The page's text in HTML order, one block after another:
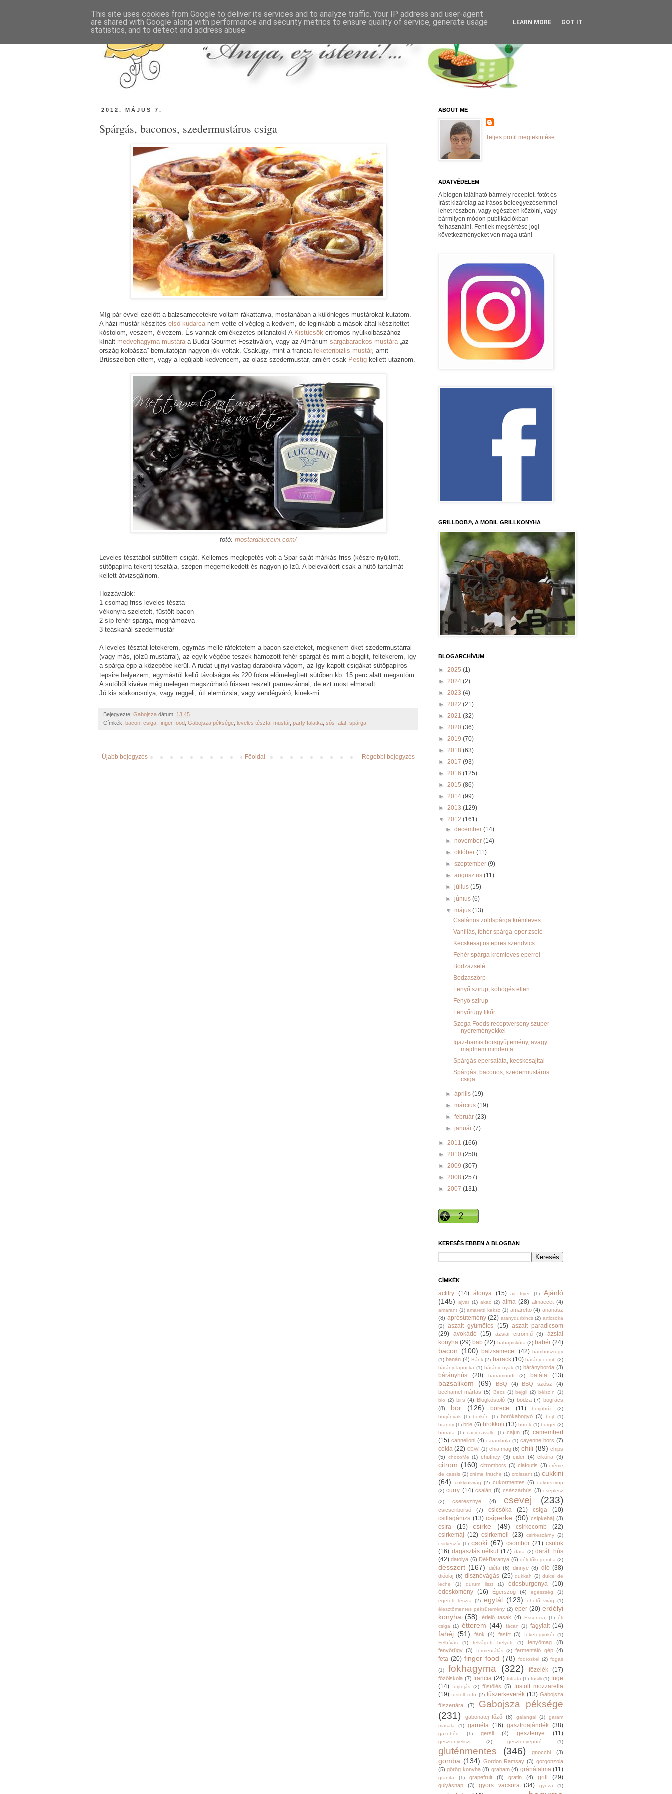
2012. MÁJUS 7.
Spárgás, baconos, szedermustáros csiga
Míg pár évvel ezelőtt a balzsamecetekre voltam rákattanva, mostanában a különleges mustárokat kutatom.
A házi mustár készítés első kudarca nem vette el végleg a kedvem, de leginkább a mások által készítettet
kóstolom, veszem, élvezem. És vannak emlékezetes pillanatok! A Kistücsök citromos nyúlkolbászához
kínált medvehagyma mustára a Budai Gourmet Fesztiválon, vagy az Almárium sárgabarackos mustára „az
ország kolbásza” bemutatóján nagyon jók voltak. Csakúgy, mint a francia feketeribizlis mustár, amit
Brüsszelben ettem, vagy a legújabb kedvencem, az olasz szedermustár, amiért csak Pestig kellett utaznom.
fotó: mostardaluccini.com/
Leveles tésztából sütöttem csigát. Kellemes meglepetés volt a Spar saját márkás friss (készre nyújtott,
sütőpapírra tekert) tésztája, szépen megemelkedett és nagyon jó ízű. A belevalóért csak a hűtő tartalmát
kellett átvizsgálnom.
Hozzávalók:
1 csomag friss leveles tészta
vékonyra szeletelt, füstölt bacon
2 síp fehér spárga, meghámozva
3 teáskanál szedermustár
A leveles tésztát letekerem, egymás mellé ráfektetem a bacon szeleteket, megkenem őket szedermustárral
(vagy más, jóízű mustárral), az egyik végébe teszek hámozott fehér spárgát és mint a bejglit, feltekerem, így
a spárga épp a közepébe kerül. A rudat ujjnyi vastag darabokra vágom, az így kapott csigákat sütőpapíros
tepsire helyezem, egymástól kellő távolságra és 220 fokra előmelegített sütőben kb. 15 perc alatt megsütöm.
A sütőből kivéve még melegen megszórható frissen reszelt parmezánnal, de ezt most elmaradt.
Jó kis sörkorcsolya, vagy reggeli, úti elemózsia, vagy vendégváró, kinek-mi.
Bejegyezte: Gabojsza dátum: 13:45
Címkék: bacon csiga finger food Gabojsza péksége leveles tészta mustár, party falatka sós falat spárga
Újabb bejegyzés Régebbi bejegyzés
Főoldal
ABOUT ME
Teljes profil megtekintése
ADATVÉDELEM
A blogon található bármely receptet, fotót és
írást kizárólag az írásos beleegyezésemmel
lehet részben, vagy egészben közölni, vagy
bármilyen módon publikációkban
felhasználni. Fentiek megsértése jogi
következményeket von maga után!
GRILLDOB®, A MOBIL GRILLKONYHA
BLOGARCHÍVUM
► 2025 (1)
► 2024 (2)
► 2023 (4)
► 2022 (21)
► 2021 (32)
► 2020 (36)
► 2019 (70)
► 2018 (63)
► 2017 (93)
► 2016 (125)
► 2015 (86)
► 2014 (99)
► 2013 (129)
▼ 2012 (161)
►december(14)
►november(14)
►október(11)
►szeptember(9)
►augusztus(11)
►július(15)
►június(6)
▼május(13)
Csalános zöldspárga krémleves
Vaníliás, fehér spárga-eper zselé
Kecskesajtos epres szendvics
Fehér spárga krémleves eperrel
Bodzazselé
Bodzaszörp
Fenyő szirup, köhögés ellen
Fenyő szirup
Fenyőrügy likőr
Szega Foods receptverseny szuper
nyereményekkel
Igaz-hamis borsgyűjtemény, avagy
majdnem minden a ...
Spárgás epersaláta, kecskesajttal
Spárgás, baconos, szedermustáros
csiga
►április(19)
►március(19)
►február(23)
►január(7)
► 2011 (166)
► 2010 (250)
► 2009 (307)
► 2008 (257)
► 2007 (131)
KERESÉS EBBEN A BLOGBAN
CÍMKÉK
actifry (14) áfonya (15) air fryer (1)
Ajánló
(145)
ajvár (1) akác (2) alma (28) almaecet (4)
amaránt (1) amaretti keksz (1) amaretto (4) ananász
(8) aprósütemény (22) aranydurbincs (2) articsóka
(2)
aszalt gyümölcs (15) aszalt paradicsom
(29) avokádó (15) ázsiai citromfű (3)
ázsiai
konyha (29) bab (22) babapiskóta (2) babér (24)
bacon (100) balzsamecet (42) bambuszrügy
(1) banán (4) Bánk (2) barack (10) bárány comb (2)
bárány lapocka (1) bárány nyak (1) bárányborda (3)
bárányhús (20) barramundi (2) batáta (13)
bazsalikom (69) BBQ (4) BBQ szósz
(4)
bechamel mártás (5) Bécs (1) bejgli (2) bélszín (1)
bio (2) birs (4) Blogkóstoló (5) bodza (7) bogrács
(8)
bor (126) borecet (11) borjúbríz
(2)
borjúnyak (1) borkén (1) borókabogyó (3) böjt (1)
brandy (1) brie (6) brokkoli (13) burek (1) burger (2)
burrata
(1) caciocavallo (1) cajun (5) camembert
(15) cannelloni (4) carambola (1) cayenne bors (7)
cékla (22) CEWI (1) chia mag (6) chili (89) chips
(5)
chocoMe (1) chutney (3) cider (4) cikória (3)
citrom (160) citrombors (3) clafoutis (3) crème
de cassis (2) crème fraîche (1) croissant (1) cukkini
(64)
cukkinivirág (2) cukormentes (6)
cukorszirup
(2) curry (14) csalán (8) császárhús (3) cseplesz
(2)
cseresznye (4) csevej (233)
csicseriborsó (7) csicsóka (21) csiga
(10)
csillagánizs (13) csiperke (90) csipkeháj (3)
csíra (15) csirke (49) csirkecomb
(22)
csirkemáj (12) csirkemell (23) csirkeszárny (2)
csirkeszív (1) csoki (67) csombor (21) csülök
(16) dagasztás nélkül (17) dara (2) darált hús
(42) datolya (6) Dél-Baranya (6) déli tőkegomba (2)
desszert (167) diéta (6) dinnye (8) dió (38)
dióolaj (6) disznóvágás (25) dukkah (2) dulce de
leche
(1) durum liszt (1) édesburgonya
(10)
édeskömény (16) Égerszög (4) egészség
(1)
égetett tészta
(2) egytál (123) ehető virág
(1)
élesztőmentes péksütemény (2) eper (20) erdélyi
konyha (58) érlelő tasak (4) Essencia (1) éti
csiga (1) étterem (44) fácán (1) fagylalt (14)
fahéj (51) fánk (4) fasírt (3) feketegyökér (1)
Felhívás
(1) felvágott helyett (1) fenyőmag
(8)
fenyőrügy (3) fermentálás (2) fermentáló gép (4)
feta (20) finger food (78) fodroskel (2) fogas
(1)
fokhagyma (322) főzelék (17)
főzőiskola (7) francia (24) frittata (1) fusilli (1) füge
(14) fürjtojás (2) füstölés (5) füstölt mozzarella
(19) füstölt tofu (2) fűszerkeverék (13) Gabojsza
fűszertára
(7)
Gabojsza péksége
(231)
gabonatej főző (8) galangal (1)
garam
masala
(1) garnéla (16) gasztroajándék (38)
gazebéd (1) gersli (4) gesztenye (11)
gesztenyeliszt (2) gesztenyepüré (1)
gluténmentes (346) gnocchi (3)
gomba (134) Gordon Ramsay (3) gorgonzola
(5) görög konyha (8) graham (4) gránátalma (11)
granita (1) grapefruit (8) gratin (4) grill (29)
gulyásnap (3) gyors vacsora (34) gyoza (1)
This site uses cookies from Google to deliver its services and to analyze traffic. Your IP address and user-agent
are shared with Google along with performance and security metrics to ensure quality of service, generate usage
statistics, and to detect and address abuse.
LEARN MORE GOT IT